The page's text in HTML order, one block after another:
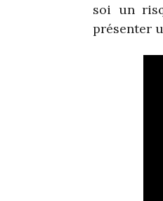
soi un
présenter